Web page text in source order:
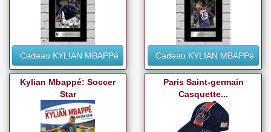
Cadeau KYLIAN MBAPPé Cadeau KYLIAN MBAPPé
Kylian Mbappé: Soccer
Star
Paris Saint-germain
Casquette...